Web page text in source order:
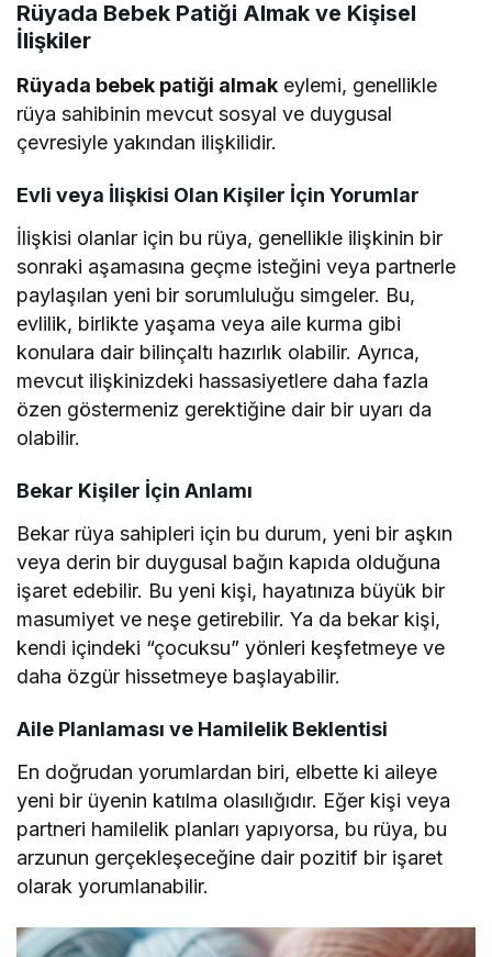
Rüyada Bebek Patiği Almak ve Kişisel
İlişkiler
Rüyada bebek patiği almak eylemi, genellikle
rüya sahibinin mevcut sosyal ve duygusal
çevresiyle yakından ilişkilidir.
Evli veya İlişkisi Olan Kişiler İçin Yorumlar
İlişkisi olanlar için bu rüya, genellikle ilişkinin bir
sonraki aşamasına geçme isteğini veya partnerle
paylaşılan yeni bir sorumluluğu simgeler. Bu,
evlilik, birlikte yaşama veya aile kurma gibi
konulara dair bilinçaltı hazırlık olabilir. Ayrıca,
mevcut ilişkinizdeki hassasiyetlere daha fazla
özen göstermeniz gerektiğine dair bir uyarı da
olabilir.
Bekar Kişiler İçin Anlamı
Bekar rüya sahipleri için bu durum, yeni bir aşkın
veya derin bir duygusal bağın kapıda olduğuna
işaret edebilir. Bu yeni kişi, hayatınıza büyük bir
masumiyet ve neşe getirebilir. Ya da bekar kişi,
kendi içindeki “çocuksu” yönleri keşfetmeye ve
daha özgür hissetmeye başlayabilir.
Aile Planlaması ve Hamilelik Beklentisi
En doğrudan yorumlardan biri, elbette ki aileye
yeni bir üyenin katılma olasılığıdır. Eğer kişi veya
partneri hamilelik planları yapıyorsa, bu rüya, bu
arzunun gerçekleşeceğine dair pozitif bir işaret
olarak yorumlanabilir.